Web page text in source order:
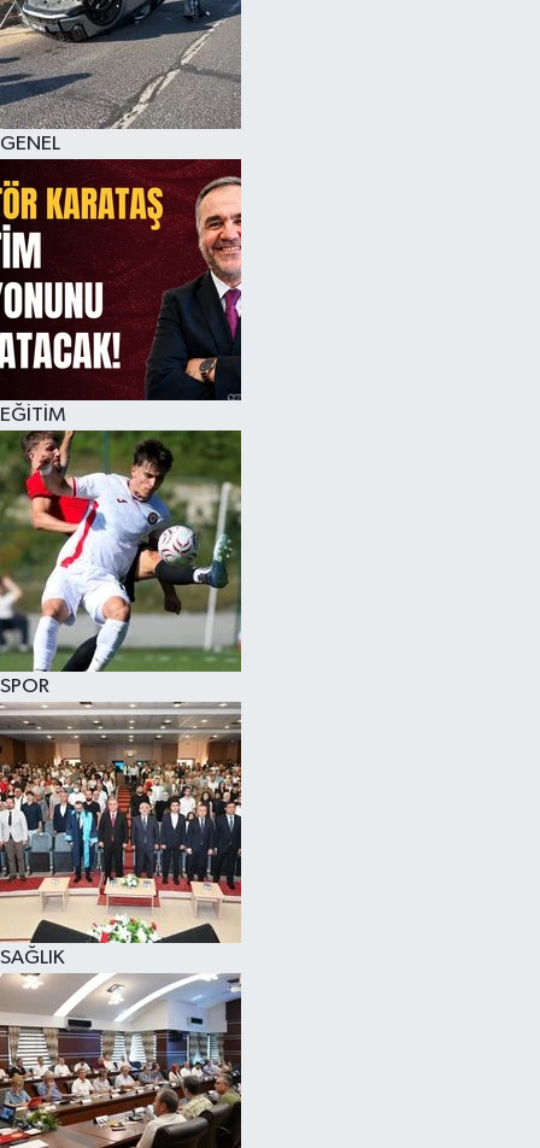
GENEL
EĞİTİM
SPOR
SAĞLIK
KÜLTÜR SANAT
MAGAZİN
SAĞLIK
SİYASET
SPOR
TEKNOLOJİ
VİZYONDAKİLER
YAŞAM